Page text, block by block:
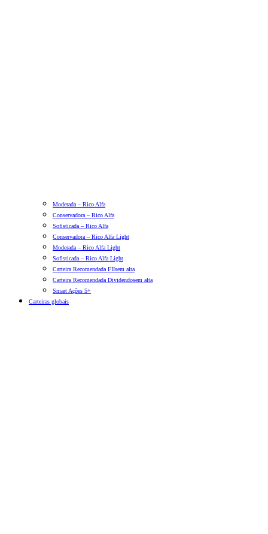
Moderada – Rico Alfa
Conservadora – Rico Alfa
Sofisticada – Rico Alfa
Conservadora – Rico Alfa Light
Moderada – Rico Alfa Light
Sofisticada – Rico Alfa Light
Carteira Recomendada FIIsem alta
Carteira Recomendada Dividendosem alta
Smart Ações 5+
Carteiras globais